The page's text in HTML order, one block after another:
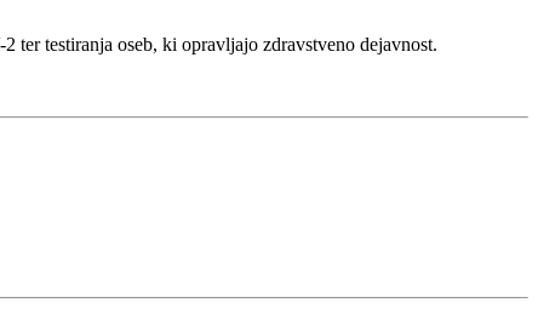
ter testiranja oseb, ki opravljajo zdravstveno dejavnost.